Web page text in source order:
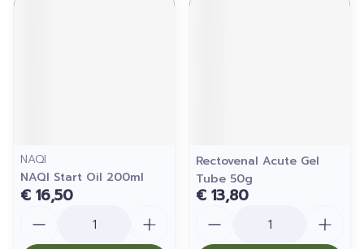
NAQI
NAQI Start Oil 200ml
€ 16,50
Rectovenal Acute Gel
Tube 50g
€ 13,80